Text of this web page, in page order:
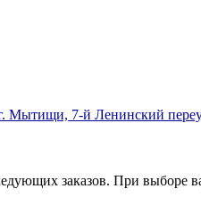
Мытищи, 7-й Ленинский
заказов. При выборе